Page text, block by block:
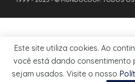
Este site utiliza cookies. Ao
você está dando consentimento
sejam usados. Visite o nosso